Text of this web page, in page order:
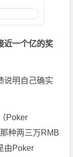
近一个亿的奖
说明自己确实
Poker
种两三万RMB
由Poker